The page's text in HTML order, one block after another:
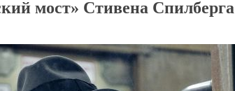
мост» Стивена